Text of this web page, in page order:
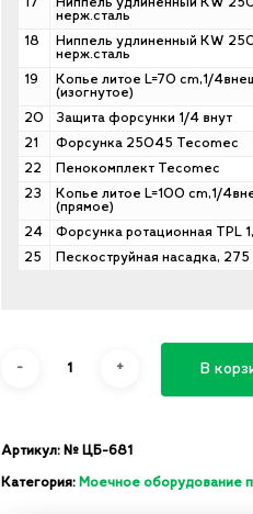
нерж.сталь
18
Ниппель удлиненный KW
нерж.сталь
19
Копье литое L=70 cm,1/
(изогнутое)
20 Защита форсунки 1/4 внут
21
Форсунка 25045 Tecomec
22
Пенокомплект Tecomec
23
Копье литое L=100 cm,1/
(прямое)
24 Форсунка ротационная TPL
25
Пескоструйная насадка,
В
Артикул: № ЦБ-681
Категория: Моечное оборудование